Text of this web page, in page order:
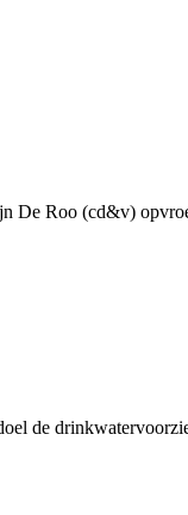
De Roo (cd&v)
de